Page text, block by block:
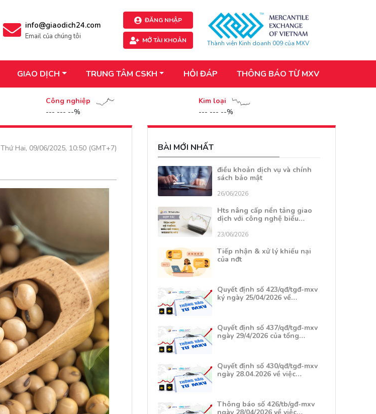
info@giaodich24.com
Email của chúng tôi
ĐĂNG NHẬP
MỞ TÀI KHOẢN Thành viên Kinh doanh 009 của MXV
GIAO DỊCH TRUNG TÂM CSKH HỎI ĐÁP THÔNG BÁO TỪ MXV
Công nghiệp
--- --- --%
Kim loại
--- --- --%
Thứ Hai, 09/06/2025, 10:50 (GMT+7) BÀI MỚI NHẤT
điều khoản dịch vụ và chính
sách bảo mật
26/06/2026
Hts nâng cấp nền tảng giao
dịch với công nghệ biểu…
23/06/2026
Tiếp nhận & xử lý khiếu nại
của nđt
Quyết định số 423/qđ/tgđ-mxv
ký ngày 25/04/2026 về…
Quyết định số 437/qđ/tgđ-mxv
ngày 29/4/2026 của tổng…
Quyết định số 430/qđ/tgđ-mxv
ngày 28.04.2026 về việc…
Thông báo số 426/tb/gđ-mxv
ngày 28/04/2026 về việc…